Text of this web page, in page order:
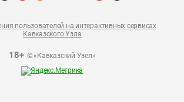
18+© «Кавказский Узел»
пользователей на интерактивных сервисах
Кавказского Узла